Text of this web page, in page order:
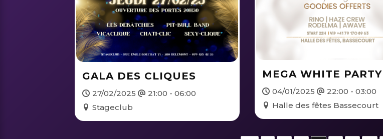
GALA DES CLIQUES
27/02/2025
21:00 - 06:00
Stageclub
MEGA WHITE PARTY
04/01/2025
22:00 - 03:00
Halle des fêtes Bassecourt